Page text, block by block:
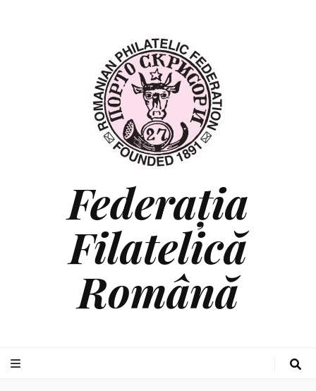
Federaţia
Filatelică
Română